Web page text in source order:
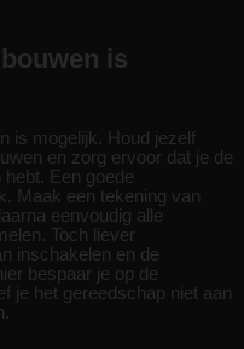
is
is mogelijk. Houd jezelf
en zorg ervoor dat je de
Een goede
Maak een tekening van
eenvoudig alle
Toch liever
inschakelen en de
bespaar je op de
je het gereedschap niet aan